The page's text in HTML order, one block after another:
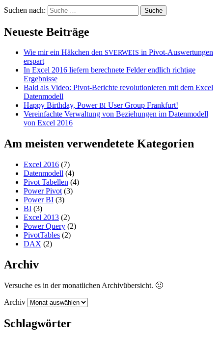
Suchen nach:
Neueste Beiträge
Wie mir ein Häkchen den SVERWEIS in Pivot-Auswertungen
erspart
In Excel 2016 liefern berechnete Felder endlich richtige
Ergebnisse
Bald als Video: Pivot-Berichte revolutionieren mit dem Excel
Datenmodell
Happy Birthday, PowerBI User Group Frankfurt!
Vereinfachte Verwaltung von Beziehungen im Datenmodell
von Excel 2016
Am meisten verwendetete Kategorien
Excel 2016 (7)
Datenmodell (4)
Pivot Tabellen (4)
Power Pivot (3)
Power BI (3)
BI (3)
Excel 2013 (2)
Power Query (2)
PivotTables (2)
DAX (2)
Archiv
Versuche es in der monatlichen Archivübersicht. 🙂
Archiv
Schlagwörter